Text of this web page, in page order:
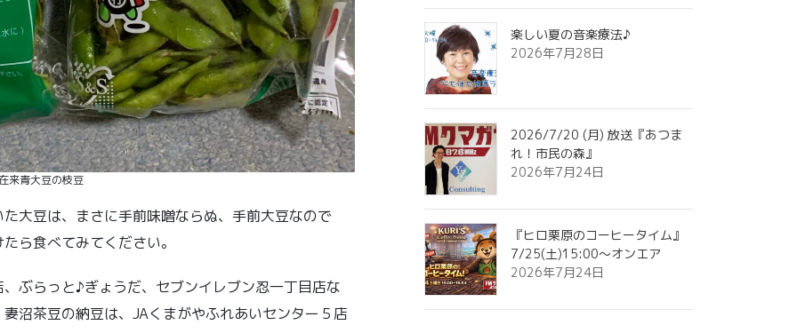
来青大豆の枝豆
大豆は、まさに手前味噌ならぬ、手前大豆なので
ら食べてみてください。
ぶらっと♪ぎょうだ、セブンイレブン忍一丁目店な
沼茶豆の納豆は、JAくまがやふれあいセンター５店
楽しい夏の音楽療法♪
2026年7月28日
2026/7/20 (月) 放送『あつま
れ！市民の森』
2026年7月24日
『ヒロ栗原のコーヒータイム』
7/25(土)15:00～オンエア
2026年7月24日